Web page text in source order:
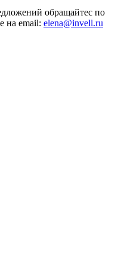
обращайтес по
на email: elena@invell.ru